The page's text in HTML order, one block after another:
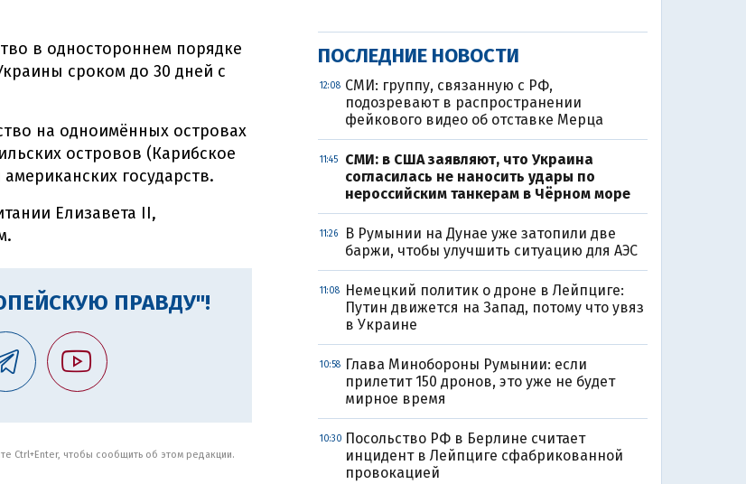
в одностороннем порядке
сроком до 30 дней с
на одноимённых островах
островов (Карибское
государств.
Елизавета II,
ПРАВДУ"!
Ctrl+Enter, чтобы сообщить об этом редакции.
ПОСЛЕДНИЕ НОВОСТИ
12:08 СМИ: группу, связанную с РФ,
подозревают в распространении
фейкового видео об отставке Мерца
11:45
СМИ: в США заявляют, что Украина
согласилась не наносить удары по
нероссийским танкерам в Чёрном море
11:26
В Румынии на Дунае уже затопили две
баржи, чтобы улучшить ситуацию для АЭС
11:08
Немецкий политик о дроне в Лейпциге:
Путин движется на Запад, потому что увяз
в Украине
10:58
Глава Минобороны Румынии: если
прилетит 150 дронов, это уже не будет
мирное время
10:30 Посольство РФ в Берлине считает
инцидент в Лейпциге сфабрикованной
провокацией